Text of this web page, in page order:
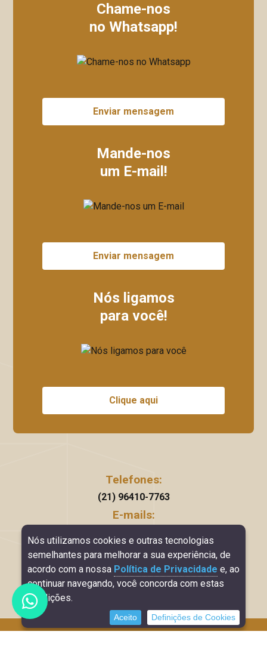
Chame-nos
no Whatsapp!
Enviar mensagem
Mande-nos
um E-mail!
Enviar mensagem
Nós ligamos
para você!
Clique aqui
Telefones:
(21) 96410-7763
E-mails:
Horário de Funcionamento:
Segunda à Sexta: 08h - 18h
Nós utilizamos cookies e outras tecnologias
semelhantes para melhorar a sua experiência, de
acordo com a nossa Política de Privacidade e, ao
continuar navegando, você concorda com estas
condições.
Aceito Definições de Cookies